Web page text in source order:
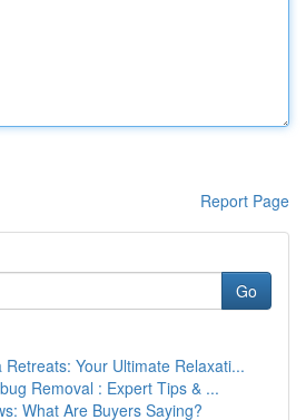
Report Page
Go
Retreats: Your Ultimate Relaxati...
Removal : Expert Tips & ...
What Are Buyers Saying?